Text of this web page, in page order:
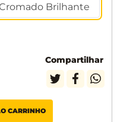
Brilhante
Compartilhar
CARRINHO